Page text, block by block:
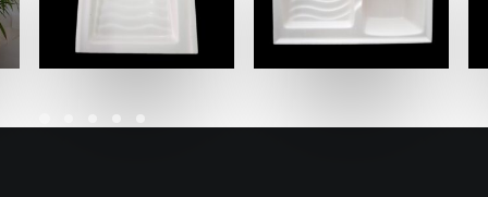
LEER MÁS